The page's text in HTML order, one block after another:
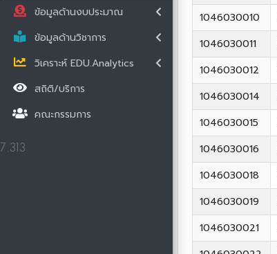
ข้อมูลด้านงบประมาณ
ข้อมูลด้านวิชาการ
วิเคราะห์ EDU.Analytics
สถิติ/บริการ
คณะกรรมการ
7.313
1046030010
1046030011
1046030012
1046030014
1046030015
1046030016
1046030018
1046030019
1046030021